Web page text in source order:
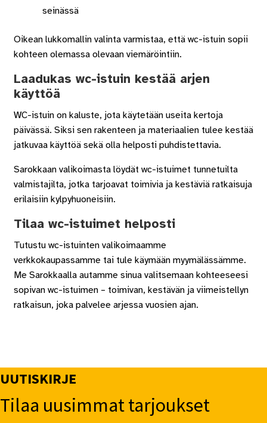
seinässä
Oikean lukkomallin valinta varmistaa, että wc-istuin sopii
kohteen olemassa olevaan viemäröintiin.
Laadukas wc-istuin kestää arjen
käyttöä
WC-istuin on kaluste, jota käytetään useita kertoja
päivässä. Siksi sen rakenteen ja materiaalien tulee kestää
jatkuvaa käyttöä sekä olla helposti puhdistettavia.
Sarokkaan valikoimasta löydät wc-istuimet tunnetuilta
valmistajilta, jotka tarjoavat toimivia ja kestäviä ratkaisuja
erilaisiin kylpyhuoneisiin.
Tilaa wc-istuimet helposti
Tutustu wc-istuinten valikoimaamme
verkkokaupassamme tai tule käymään myymälässämme.
Me Sarokkaalla autamme sinua valitsemaan kohteeseesi
sopivan wc-istuimen – toimivan, kestävän ja viimeistellyn
ratkaisun, joka palvelee arjessa vuosien ajan.
UUTISKIRJE
Tilaa uusimmat tarjoukset